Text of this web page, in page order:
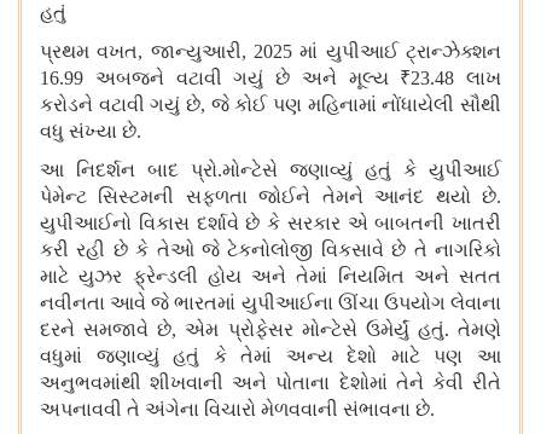
હતું
પ્રથમ વખત, જાન્યુઆરી, 2025માં યુપીઆઈ ટ્રાન્ઝેક્શન
16.99 અબજને વટાવી ગયું છે અને મૂલ્ય ₹23.48 લાખ
કરોડને વટાવી ગયું છે, જે કોઈ પણ મહિનામાં નોંધાયેલી સૌથી
વધુ સંખ્યા છે.
આ નિદર્શન બાદ પ્રો.મોન્ટેસે જણાવ્યું હતું કે યુપીઆઈ
પેમેન્ટ સિસ્ટમની સફળતા જોઈને તેમને આનંદ થયો છે.
યુપીઆઈનો વિકાસ દર્શાવે છે કે સરકાર એ બાબતની ખાતરી
કરી રહી છે કે તેઓ જે ટેકનોલોજી વિકસાવે છે તે નાગરિકો
માટે યુઝર ફ્રેન્ડલી હોય અને તેમાં નિયમિત અને સતત
નવીનતા આવે જે ભારતમાં યુપીઆઈના ઊંચા ઉપયોગલેવાના
દરને સમજાવે છે,એમ પ્રોફેસર મોન્ટેસે ઉમેર્યું હતું. તેમણે
વધુમાં જણાવ્યું હતું કે તેમાં અન્ય દેશો માટે પણ આ
અનુભવમાંથી શીખવાની અને પોતાના દેશોમાં તેને કેવી રીતે
અપનાવવી તે અંગેના વિચારો મેળવવાની સંભાવના છે.